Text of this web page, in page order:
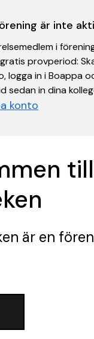
är inte
i
provperiod:
logga in i Boappa
sedan in dina
konto
är en